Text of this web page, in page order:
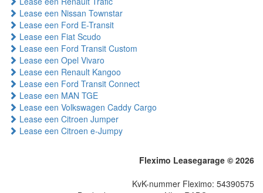
Lease een Nissan Townstar
Lease een Ford E-Transit
Lease een Fiat Scudo
Lease een Ford Transit Custom
Lease een Opel Vivaro
Lease een Renault Kangoo
Lease een Ford Transit Connect
Lease een MAN TGE
Lease een Volkswagen Caddy Cargo
Lease een Citroen Jumper
Lease een Citroen e-Jumpy
Fleximo Leasegarage © 2026
KvK-nummer Fleximo: 54390575